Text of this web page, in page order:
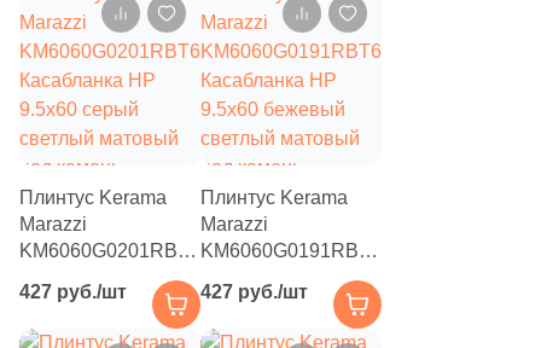
Плинтус Kerama
Marazzi
KM6060G0201RBT6
9.5x60 серый
светлый матовый
427 руб./шт
Плинтус Kerama
Marazzi
KM6060G0191RBT6
9.5x60 бежевый
светлый матовый
427 руб./шт